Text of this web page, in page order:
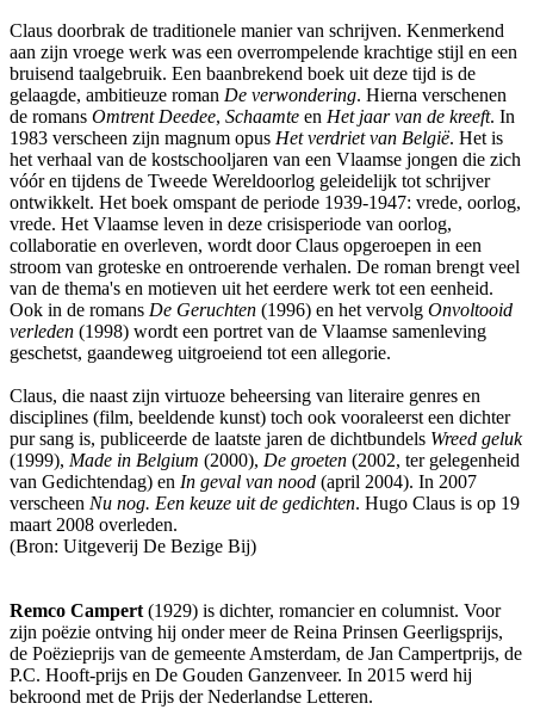
Claus doorbrak de traditionele manier van schrijven. Kenmerkend
aan zijn vroege werk was een overrompelende krachtige stijl en een
bruisend taalgebruik. Een baanbrekend boek uit deze tijd is de
gelaagde, ambitieuze roman De verwondering. Hierna verschenen
de romans Omtrent Deedee, Schaamte en Het jaar van de kreeft. In
1983 verscheen zijn magnum opus Het verdriet van België. Het is
het verhaal van de kostschooljaren van een Vlaamse jongen die zich
vóór en tijdens de Tweede Wereldoorlog geleidelijk tot schrijver
ontwikkelt. Het boek omspant de periode 1939-1947: vrede, oorlog,
vrede. Het Vlaamse leven in deze crisisperiode van oorlog,
collaboratie en overleven, wordt door Claus opgeroepen in een
stroom van groteske en ontroerende verhalen. De roman brengt veel
van de thema's en motieven uit het eerdere werk tot een eenheid.
Ook in de romans De Geruchten (1996) en het vervolg Onvoltooid
verleden (1998) wordt een portret van de Vlaamse samenleving
geschetst, gaandeweg uitgroeiend tot een allegorie.
Claus, die naast zijn virtuoze beheersing van literaire genres en
disciplines (film, beeldende kunst) toch ook vooraleerst een dichter
pur sang is, publiceerde de laatste jaren de dichtbundels Wreed geluk
(1999), Made in Belgium (2000), De groeten (2002, ter gelegenheid
van Gedichtendag) en In geval van nood (april 2004). In 2007
verscheen Nu nog. Een keuze uit de gedichten. Hugo Claus is op 19
maart 2008 overleden.
(Bron: Uitgeverij De Bezige Bij)
Remco Campert (1929) is dichter, romancier en columnist. Voor
zijn poëzie ontving hij onder meer de Reina Prinsen Geerligsprijs,
de Poëzieprijs van de gemeente Amsterdam, de Jan Campertprijs, de
P.C. Hooft-prijs en De Gouden Ganzenveer. In 2015 werd hij
bekroond met de Prijs der Nederlandse Letteren.